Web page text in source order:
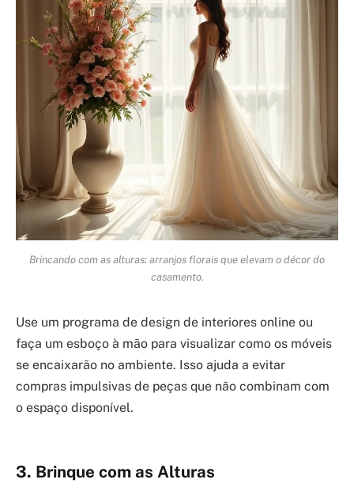
Brincando com as alturas: arranjos florais que elevam o décor do
casamento.
Use um programa de design de interiores online ou
faça um esboço à mão para visualizar como os móveis
se encaixarão no ambiente. Isso ajuda a evitar
compras impulsivas de peças que não combinam com
o espaço disponível.
3. Brinque com as Alturas